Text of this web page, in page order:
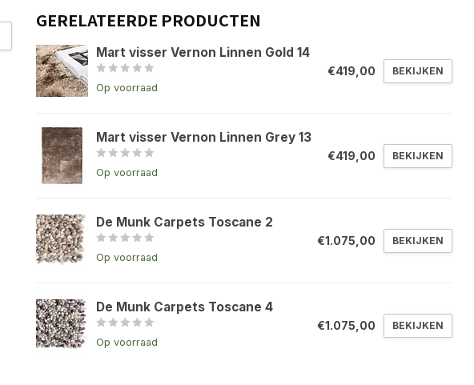
GERELATEERDE PRODUCTEN
Mart visser Vernon Linnen Gold 14
Op voorraad
€419,00 BEKIJKEN
Mart visser Vernon Linnen Grey 13
Op voorraad
€419,00 BEKIJKEN
De Munk Carpets Toscane 2
Op voorraad
€1.075,00 BEKIJKEN
De Munk Carpets Toscane 4
Op voorraad
€1.075,00 BEKIJKEN